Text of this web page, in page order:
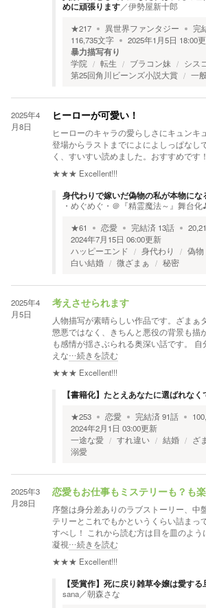
めに頑張ります／伊勢屋新十郎
★217 異世界ファンタジー 完
116,735文字 2025年1月5日 18:00
暴力描写有り
学院 転生 ブラコン妹 シス
第25回角川ビーンズ小説大賞
一
2025年4
月8日
ヒーローが可愛い！
ヒーローのキャラの愛らしさにキュンキ
登場からラストまでによによしっぱなし
く、すいすい読めました。おすすめです！
★★★ Excellent!!!
身代わりで嫁いだ偽物の私が本物にな
・めぐめぐ・＠『精霊魔法～』舞台化
★61 恋愛 完結済 13話
2024年7月15日 06:00更新
ハッピーエンド
身代わり 偽物
白い結婚
微ざまぁ 秘密
2025年4
月5日
考えさせられます
人物描写が素晴らしい作品です。ざまぁ
懲悪ではなく、きちんと悪役の背景も描
も感情が揺さぶられる奥深い話です。
えな…続きを読む
★★★ Excellent!!!
【書籍化】たとえあなたに選ばれなく
★253 恋愛 完結済91話
2024年2月1日 03:00更新
一途な愛
すれ違い 結婚 ざ
溺愛
2025年3
月28日
恋愛もお仕事もミステリーも？も楽
序盤は身分差ありのラブストーリー、中
テリーとこれでもかというくらい詰まっ
すべし！ これから読む方は目を皿のよ
凝視…続きを読む
★★★ Excellent!!!
【受賞作】死に戻り雑草令嬢は愛す
sana／朝森さな